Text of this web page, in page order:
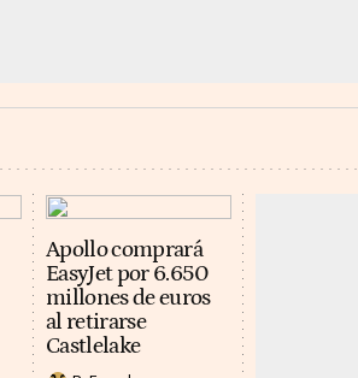
Apollo comprará
EasyJet por 6.650
millones de euros
al retirarse
Castlelake